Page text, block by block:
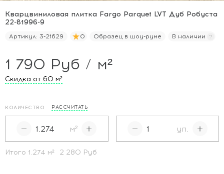
Кварцвиниловая плитка Fargo Parquet LVT Дуб Робуста
22-81996-9
Артикул: 3-21629 0 Образец в шоу-руме В наличии
1 790 Руб / м²
Скидка от 60 м²
КОЛИЧЕСТВО РАССЧИТАТЬ
м² уп.
Итого 1.274 м² 2 280 Руб